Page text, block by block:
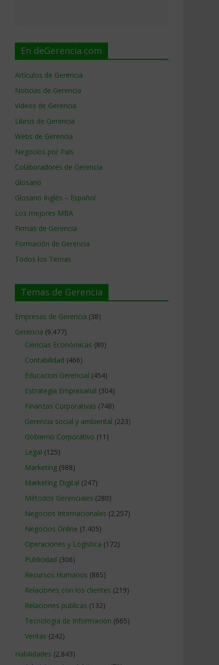
En deGerencia.com
Artículos de Gerencia
Noticias de Gerencia
Videos de Gerencia
Libros de Gerencia
Webs de Gerencia
Negocios por País
Colaboradores de Gerencia
Glosario
Glosario Inglés – Español
Los mejores MBA
Firmas de Gerencia
Formación de Gerencia
Todos los Temas
Temas de Gerencia
Empresas de Gerencia (38)
Gerencia (9.477)
Ciencias Económicas (80)
Contabilidad (466)
Educacion Gerencial (454)
Estrategia Empresarial (304)
Finanzas Corporativas (748)
Gerencia social y ambiental (223)
Gobierno Corporativo (11)
Legal (125)
Marketing (988)
Marketing Digital (247)
Métodos Gerenciales (280)
Negocios Internacionales (2.257)
Negocios Online (1.405)
Operaciones y Logística (172)
Publicidad (306)
Recursos Humanos (865)
Relaciones con los clientes (219)
Relaciones publicas (132)
Tecnologia de Informacion (665)
Ventas (242)
Habilidades (2.843)